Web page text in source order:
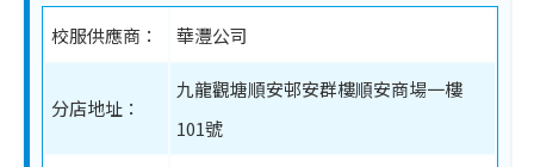
校服供應商： 華灃公司
分店地址：
九龍觀塘順安邨安群樓順安商場一樓
101號